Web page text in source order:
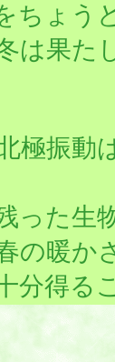
ちょう
は果た
極振動
った生
の暖か
分得る